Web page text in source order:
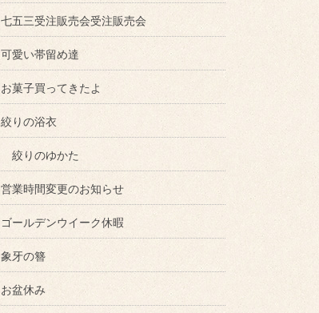
七五三受注販売会受注販売会
可愛い帯留め達
お菓子買ってきたよ
絞りの浴衣
絞りのゆかた
営業時間変更のお知らせ
ゴールデンウイーク休暇
象牙の簪
お盆休み